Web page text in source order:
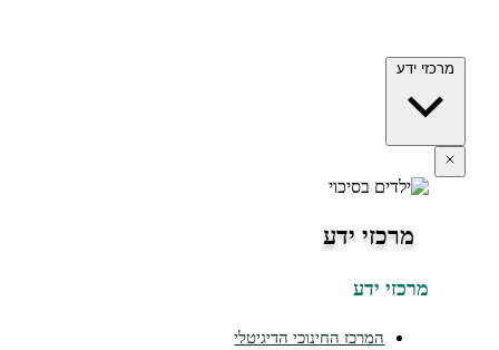
מרכזי ידע
המרכז החינוכי הדיגיטלי